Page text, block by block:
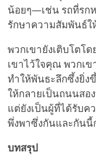
น้อยๆ—เช่น รถที่รก
รักษาความสัมพันธ์ใ
พวกเขายังเติบโตโ
เขาไว้ใจคุณ พวกเ
ทำให้พันธะลึกซึ้งยิ่ง
ให้กลายเป็นถนนสอ
แต่ยังเป็นผู้ที่ได้รับค
พึ่งพาซึ่งกันและกันนี้
บทสรุป